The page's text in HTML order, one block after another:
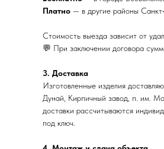
Платно — в другие районы
Стоимость выезда зависит от
💬 При заключении договора
3. Доставка
Изготовленные изделия
Дунай, Кирпичный завод, п. им.
доставки рассчитываются
под ключ.